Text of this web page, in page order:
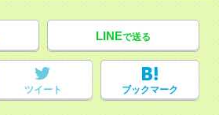
LINEで送る
ツイート ブックマーク